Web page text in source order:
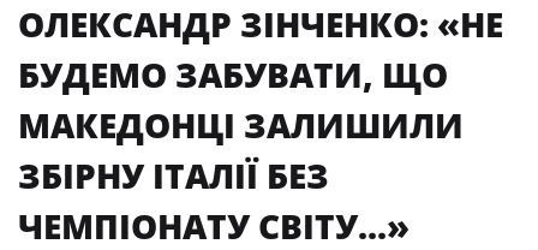
ОЛЕКСАНДР ЗІНЧЕНКО: «НЕ
БУДЕМО ЗАБУВАТИ, ЩО
МАКЕДОНЦІ ЗАЛИШИЛИ
ЗБІРНУ ІТАЛІЇ БЕЗ
ЧЕМПІОНАТУ СВІТУ...»